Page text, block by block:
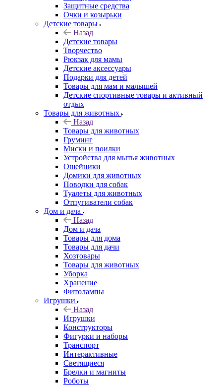
Защитные средства
Очки и козырьки
Детские товары
Назад
Детские товары
Творчество
Рюкзак для мамы
Детские аксессуары
Подарки для детей
Товары для мам и малышей
Детские спортивные товары и активный
отдых
Товары для животных
Назад
Товары для животных
Груминг
Миски и поилки
Устройства для мытья животных
Ошейники
Домики для животных
Поводки для собак
Туалеты для животных
Отпугиватели собак
Дом и дача
Назад
Дом и дача
Товары для дома
Товары для дачи
Хозтовары
Товары для животных
Уборка
Хранение
Фитолампы
Игрушки
Назад
Игрушки
Конструкторы
Фигурки и наборы
Транспорт
Интерактивные
Светящиеся
Брелки и магниты
Роботы